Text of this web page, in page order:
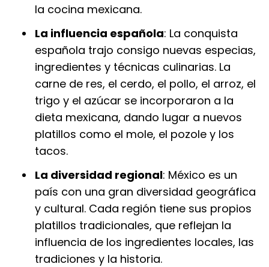
la cocina mexicana.
La influencia española: La conquista
española trajo consigo nuevas especias,
ingredientes y técnicas culinarias. La
carne de res, el cerdo, el pollo, el arroz, el
trigo y el azúcar se incorporaron a la
dieta mexicana, dando lugar a nuevos
platillos como el mole, el pozole y los
tacos.
La diversidad regional: México es un
país con una gran diversidad geográfica
y cultural. Cada región tiene sus propios
platillos tradicionales, que reflejan la
influencia de los ingredientes locales, las
tradiciones y la historia.